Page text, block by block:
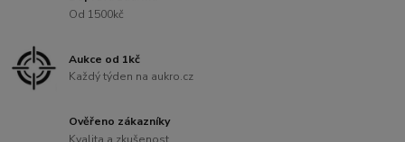
Od 1500kč
Aukce od 1kč
Každý týden na aukro.cz
Ověřeno zákazníky